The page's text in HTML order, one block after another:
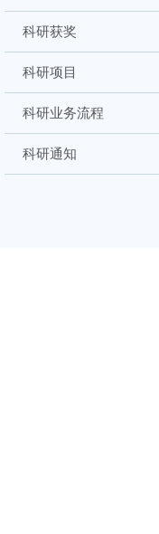
科研获奖
科研项目
科研业务流程
科研通知